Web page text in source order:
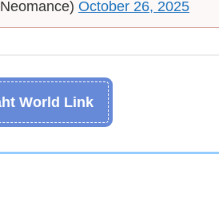
October 26, 2025
World Link